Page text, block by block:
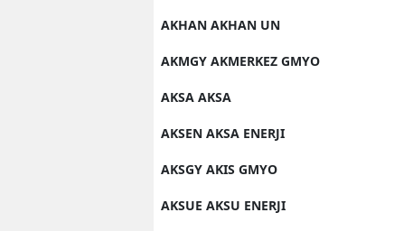
AKHAN AKHAN UN
AKMGY AKMERKEZ GMYO
AKSA AKSA
AKSEN AKSA ENERJI
AKSGY AKIS GMYO
AKSUE AKSU ENERJI